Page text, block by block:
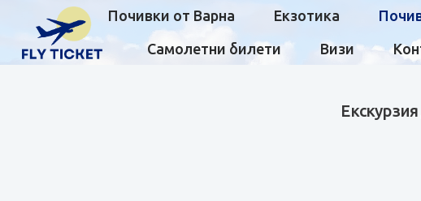
Почивки от Варна Екзотика
Самолетни билети Визи